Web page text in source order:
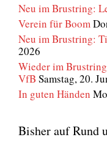
Neu im Brustring:
Verein für Boom
Neu im Brustring:
2026
Wieder im
VfB Samstag, 20.
In guten Händen
Bisher auf Rund